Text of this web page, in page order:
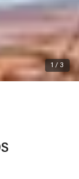
1 / 3